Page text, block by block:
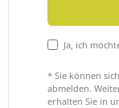
Ja, ich
* Sie können
abmelden.
erhalten Sie in